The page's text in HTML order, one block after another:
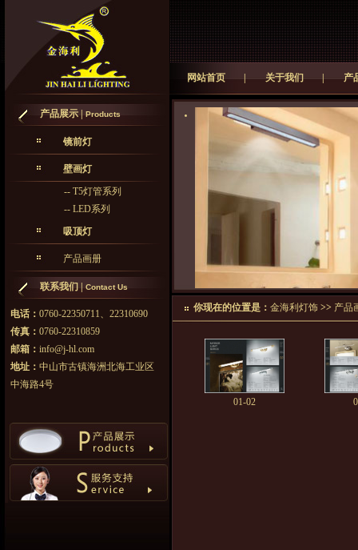
产品展示 | Products
镜前灯
壁画灯
-- T5灯管系列
-- LED系列
吸顶灯
产品画册
联系我们 | Contact Us
电话：0760-22350711、22310690
传真：0760-22310859
邮箱：info@j-hl.com
地址：中山市古镇海洲北海工业区
中海路4号
网站首页 | 关于我们 | 产
你现在的位置是： 金海利灯饰 >> 产品
01-02